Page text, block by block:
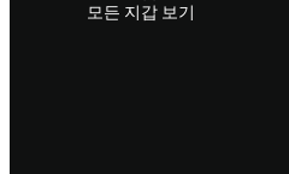
모든 지갑 보기